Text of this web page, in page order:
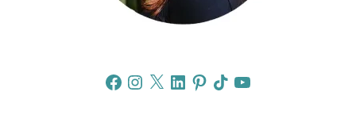
FacebookInstagram
X LinkedInPinterestTikTokYouTube